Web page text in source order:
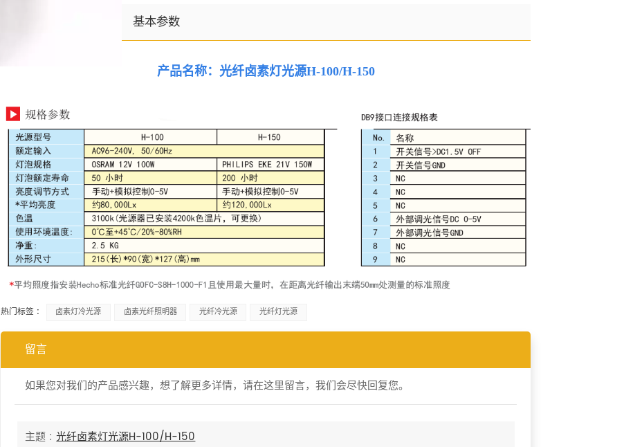
基本参数
产品名称：光纤卤素灯光源H-100/H-150
热门标签 : 卤素灯冷光源 卤素光纤照明器 光纤冷光源 光纤灯光源
留言
如果您对我们的产品感兴趣，想了解更多详情，请在这里留言，我们会尽快回复您。
主题 :光纤卤素灯光源H-100/H-150